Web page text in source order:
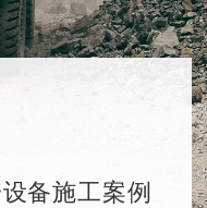
备施工案例